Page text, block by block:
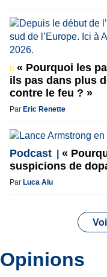
« Pourquoi les
ils pas dans plus
contre le feu ? »
Par Eric Renette
Podcast
«
suspicions de
Par Luca Alu
Opinions